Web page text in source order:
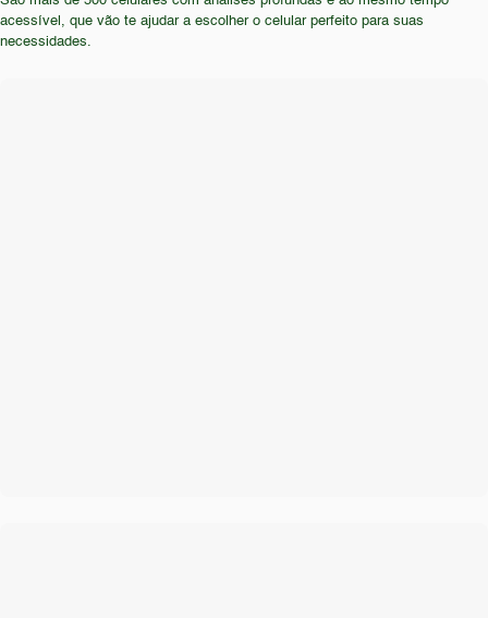
opções mais recentes e com especificações mais
atualizadas.
acessível, que vão te ajudar a escolher o celular perfeito para suas
necessidades.